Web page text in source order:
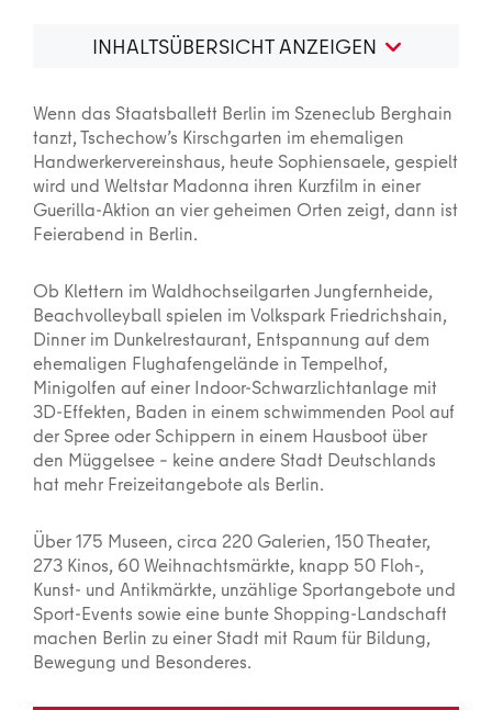
INHALTSÜBERSICHT ANZEIGEN
Wenn das Staatsballett Berlin im Szeneclub Berghain
tanzt, Tschechow’s Kirschgarten im ehemaligen
Handwerkervereinshaus, heute Sophiensaele, gespielt
wird und Weltstar Madonna ihren Kurzfilm in einer
Guerilla-Aktion an vier geheimen Orten zeigt, dann ist
Feierabend in Berlin.
Ob Klettern im Waldhochseilgarten Jungfernheide,
Beachvolleyball spielen im Volkspark Friedrichshain,
Dinner im Dunkelrestaurant, Entspannung auf dem
ehemaligen Flughafengelände in Tempelhof,
Minigolfen auf einer Indoor-Schwarzlichtanlage mit
3D-Effekten, Baden in einem schwimmenden Pool auf
der Spree oder Schippern in einem Hausboot über
den Müggelsee – keine andere Stadt Deutschlands
hat mehr Freizeitangebote als Berlin.
Über 175 Museen, circa 220 Galerien, 150 Theater,
273 Kinos, 60 Weihnachtsmärkte, knapp 50 Floh-,
Kunst- und Antikmärkte, unzählige Sportangebote und
Sport-Events sowie eine bunte Shopping-Landschaft
machen Berlin zu einer Stadt mit Raum für Bildung,
Bewegung und Besonderes.